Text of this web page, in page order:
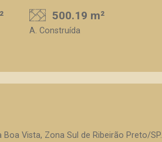
500.19 m²
A. Construída
Vista, Zona Sul de Ribeirão Preto/SP.